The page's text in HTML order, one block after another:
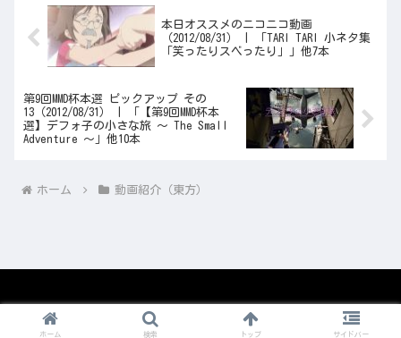
本日オススメのニコニコ動画
（2012/08/31） | 「TARI TARI 小ネタ集
「笑ったりスベったり」」他7本
第9回MMD杯本選 ピックアップ その
13（2012/08/31） | 「【第9回MMD杯本
選】デフォ子の小さな旅 ～ The Small
Adventure ～」他10本
ホーム 動画紹介（東方）
© 2008-2026 1nico.
ホーム 検索 トップ サイドバー